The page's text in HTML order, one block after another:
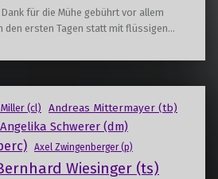
für die Mühe gebührt vor allem
den ersten Tagen statt mit flüssigen…
(cl) Andreas Mittermayer (tb)
Angelika Schwerer (dm)
Axel Zwingenberger (p)
Wiesinger (ts)